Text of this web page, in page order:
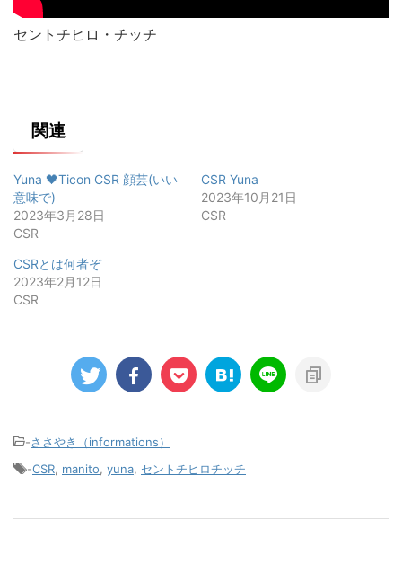
セントチヒロ・チッチ
関連
Yuna 🖤Ticon CSR 顔芸(いい
意味で)
2023年3月28日
CSR
CSR Yuna
2023年10月21日
CSR
CSRとは何者ぞ
2023年2月12日
CSR
-ささやき（informations）
-CSR manito yuna セントチヒロチッチ